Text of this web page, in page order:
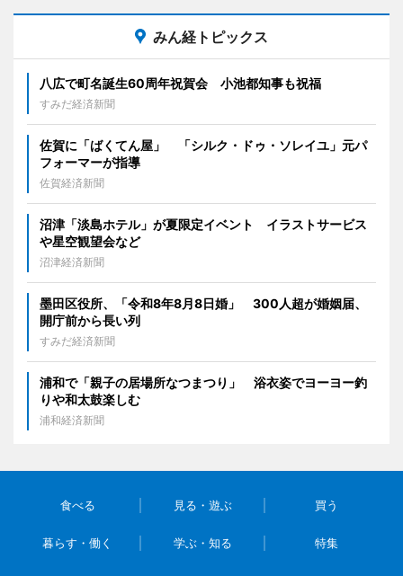
みん経トピックス
八広で町名誕生60周年祝賀会 小池都知事も祝福
すみだ経済新聞
佐賀に「ばくてん屋」 「シルク・ドゥ・ソレイユ」元パ
フォーマーが指導
佐賀経済新聞
沼津「淡島ホテル」が夏限定イベント イラストサービス
や星空観望会など
沼津経済新聞
墨田区役所、「令和8年8月8日婚」 300人超が婚姻届、
開庁前から長い列
すみだ経済新聞
浦和で「親子の居場所なつまつり」 浴衣姿でヨーヨー釣
りや和太鼓楽しむ
浦和経済新聞
食べる 見る・遊ぶ 買う
暮らす・働く 学ぶ・知る 特集